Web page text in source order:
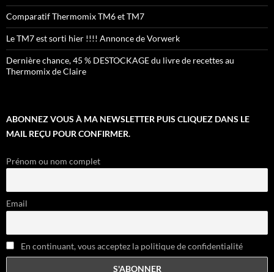
Comparatif Thermomix TM6 et TM7
Le TM7 est sorti hier !!!! Annonce de Vorwerk
Dernière chance, 45 % DESTOCKAGE du livre de recettes au
Thermomix de Claire
ABONNEZ VOUS À MA NEWSLETTER PUIS CLIQUEZ DANS LE
MAIL REÇU POUR CONFIRMER.
Prénom ou nom complet
Email
En continuant, vous acceptez la politique de confidentialité